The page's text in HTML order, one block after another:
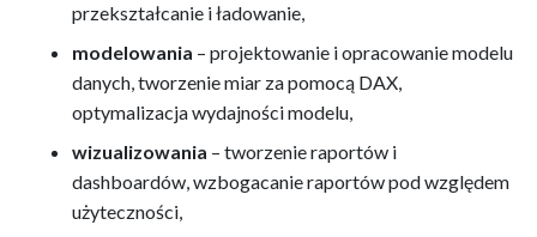
przekształcanie i ładowanie,
modelowania – projektowanie i opracowanie modelu
danych, tworzenie miar za pomocą DAX,
optymalizacja wydajności modelu,
wizualizowania – tworzenie raportów i
dashboardów, wzbogacanie raportów pod względem
użyteczności,